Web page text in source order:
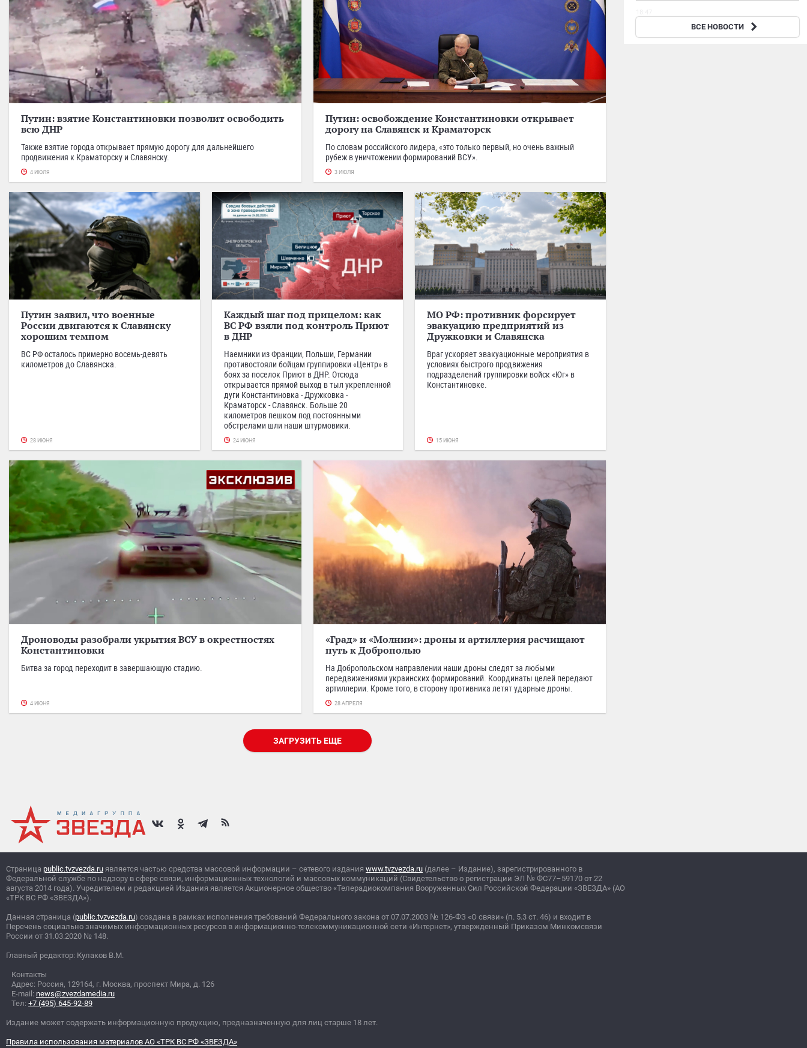
Путин: взятие Константиновки позволит освободить
всю ДНР
Также взятие города открывает прямую дорогу для дальнейшего
продвижения к Краматорску и Славянску.
4 ИЮЛЯ
Путин: освобождение Константиновки открывает
дорогу на Славянск и Краматорск
По словам российского лидера, «это только первый, но очень важный
рубеж в уничтожении формирований ВСУ».
3 ИЮЛЯ
Путин заявил, что военные
России двигаются к Славянску
хорошим темпом
ВС РФ осталось примерно восемь-девять
километров до Славянска.
28 ИЮНЯ
Каждый шаг под прицелом: как
ВС РФ взяли под контроль Приют
в ДНР
Наемники из Франции, Польши, Германии
противостояли бойцам группировки «Центр» в
боях за поселок Приют в ДНР. Отсюда
открывается прямой выход в тыл укрепленной
дуги Константиновка - Дружковка -
Краматорск - Славянск. Больше 20
километров пешком под постоянными
обстрелами шли наши штурмовики.
24 ИЮНЯ
МО РФ: противник форсирует
эвакуацию предприятий из
Дружковки и Славянска
Враг ускоряет эвакуационные мероприятия в
условиях быстрого продвижения
подразделений группировки войск «Юг» в
Константиновке.
15 ИЮНЯ
Дроноводы разобрали укрытия ВСУ в окрестностях
Константиновки
Битва за город переходит в завершающую стадию.
4 ИЮНЯ
«Град» и «Молнии»: дроны и артиллерия расчищают
путь к Доброполью
На Добропольском направлении наши дроны следят за любыми
передвижениями украинских формирований. Координаты целей передают
артиллерии. Кроме того, в сторону противника летят ударные дроны.
28 АПРЕЛЯ
ЗАГРУЗИТЬ ЕЩЕ
Тело российской альпинистки нашли на
ВСЕ НОВОСТИ
Страница public.tvzvezda.ru является частью средства массовой информации – сетевого издания www.tvzvezda.ru (далее – Издание), зарегистрированного в
Федеральной службе по надзору в сфере связи, информационных технологий и массовых коммуникаций (Свидетельство о регистрации ЭЛ № ФС77–59170 от 22
августа 2014 года). Учредителем и редакцией Издания является Акционерное общество «Телерадиокомпания Вооруженных Сил Российской Федерации «ЗВЕЗДА» (АО
«ТРК ВС РФ «ЗВЕЗДА»).
Данная страница (public.tvzvezda.ru) создана в рамках исполнения требований Федерального закона от 07.07.2003 № 126-ФЗ «О связи» (п. 5.3 ст. 46) и входит в
Перечень социально значимых информационных ресурсов в информационно-телекоммуникационной сети «Интернет», утвержденный Приказом Минкомсвязи
России от 31.03.2020 № 148.
Главный редактор: Кулаков В.М.
Контакты
Адрес: Россия, 129164, г. Москва, проспект Мира, д. 126
E-mail: news@zvezdamedia.ru
Тел: +7 (495) 645-92-89
Издание может содержать информационную продукцию, предназначенную для лиц старше 18 лет.
Правила использования материалов АО «ТРК ВС РФ «ЗВЕЗДА»